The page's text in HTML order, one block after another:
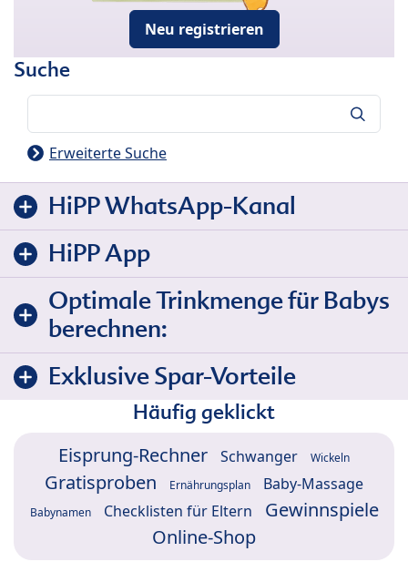
Neu registrieren
Suche
Erweiterte Suche
HiPP WhatsApp-Kanal
HiPP App
Optimale Trinkmenge für Babys
berechnen:
Exklusive Spar-Vorteile
Häufig geklickt
Eisprung-Rechner Schwanger Wickeln
Gratisproben Ernährungsplan Baby-Massage
Babynamen Checklisten für Eltern
Gewinnspiele
Online-Shop